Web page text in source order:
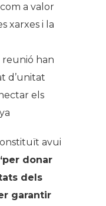
a valor
xarxes i la
reunió han
d’unitat
els
avui
donar
dels
garantir